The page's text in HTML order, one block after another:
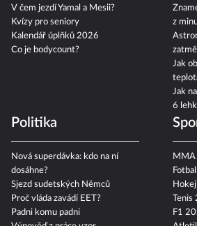
V čem jezdí Yamal a Mesii?
Kvízy pro seniory
Kalendář úplňků 2026
Co je bodycount?
z
Jak
Jak
6
Politika
Nová superdávka: kdo na ní
dosáhne?
Sjezd sudetských Němců
Proč vláda zavádí EET?
Padni komu padni
MMA
F1